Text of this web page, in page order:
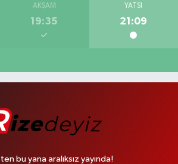
AKŞAM
19:35
YATSI
21:09
bu yana aralıksız yayında!